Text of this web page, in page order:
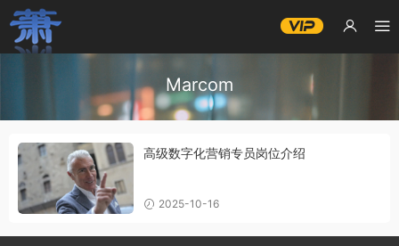
Marcom
高级数字化营销专员岗位介绍
2025-10-16